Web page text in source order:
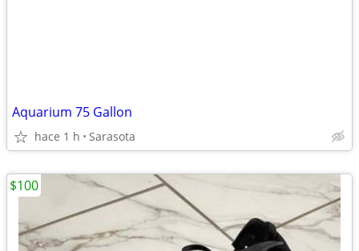
Aquarium 75 Gallon
hace 1 h Sarasota
$100